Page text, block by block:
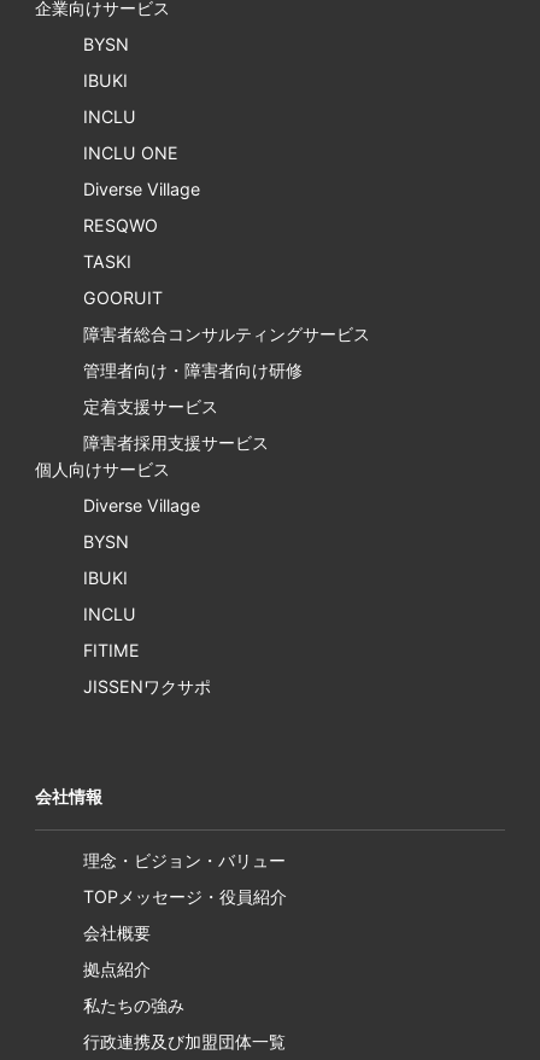
企業向けサービス
BYSN
IBUKI
INCLU
INCLU ONE
Diverse Village
RESQWO
TASKI
GOORUIT
障害者総合コンサルティングサービス
管理者向け・障害者向け研修
定着支援サービス
障害者採用支援サービス
個人向けサービス
Diverse Village
BYSN
IBUKI
INCLU
FITIME
JISSENワクサポ
会社情報
理念・ビジョン・バリュー
TOPメッセージ・役員紹介
会社概要
拠点紹介
私たちの強み
行政連携及び加盟団体一覧